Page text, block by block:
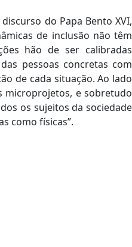
do Papa Bento XVI,
de inclusão não têm
hão de ser calibradas
pessoas concretas com
de cada situação. Ao lado
microprojetos, e sobretudo
os sujeitos da sociedade
como físicas”.